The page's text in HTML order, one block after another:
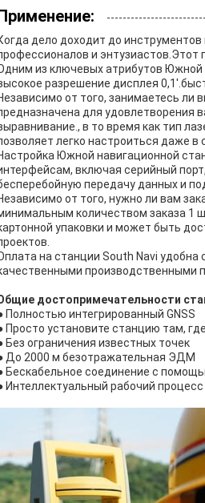
дело доходит до
и энтузиастов.Этот
из ключевых атрибутов Южной
разрешение дисплея
от того, занимаетесь ли
для удовлетворения
в то время как тип
легко настроиться даже в
Южной навигационной
включая серийный
передачу данных и
от того, нужно ли вам
количеством заказа 1
упаковки и может быть
на станции South Navi
производственными
достопримечательности
Полностью интегрированный GNSS
Просто установите станцию там,
Без ограничения известных точек
До 2000 м безотражательная ЭДМ
Бескабельное соединение с
Интеллектуальный рабочий